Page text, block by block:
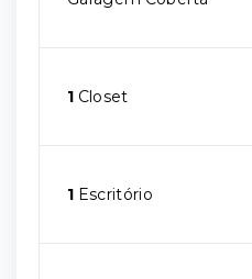
1 Closet
1 Escritório